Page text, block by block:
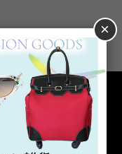
す。あらかじめご了 ×